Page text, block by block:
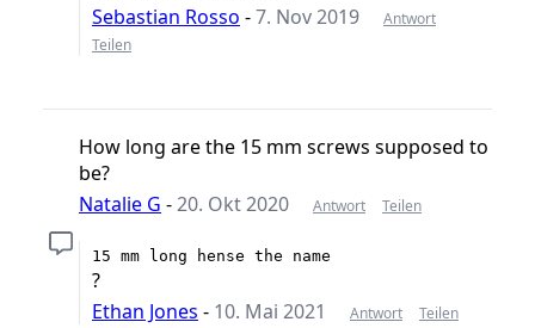
Sebastian Rosso -7. Nov 2019
Antwort
Teilen
How long are the 15 mm screws supposed to
be?
Natalie G -20. Okt 2020 Antwort Teilen
15 mm long hense the name
?
Ethan Jones - 10. Mai 2021 Antwort Teilen